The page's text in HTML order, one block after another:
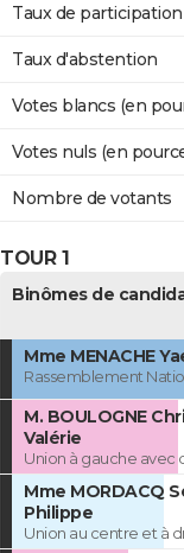
Taux de participation
Taux d'abstention
Votes blancs (en
Votes nuls (en
Nombre de votants
TOUR 1
Binômes de
Mme MENACHE
Rassemblement
M. BOULOGNE
Valérie
Union à gauche avec
Mme MORDACQ
Philippe
Union au centre et à